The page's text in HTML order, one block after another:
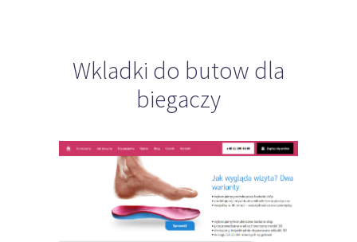
Wkladki do butow dla
biegaczy